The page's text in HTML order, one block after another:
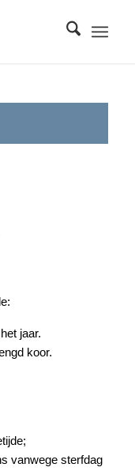
jaar.
koor.
vanwege sterfdag